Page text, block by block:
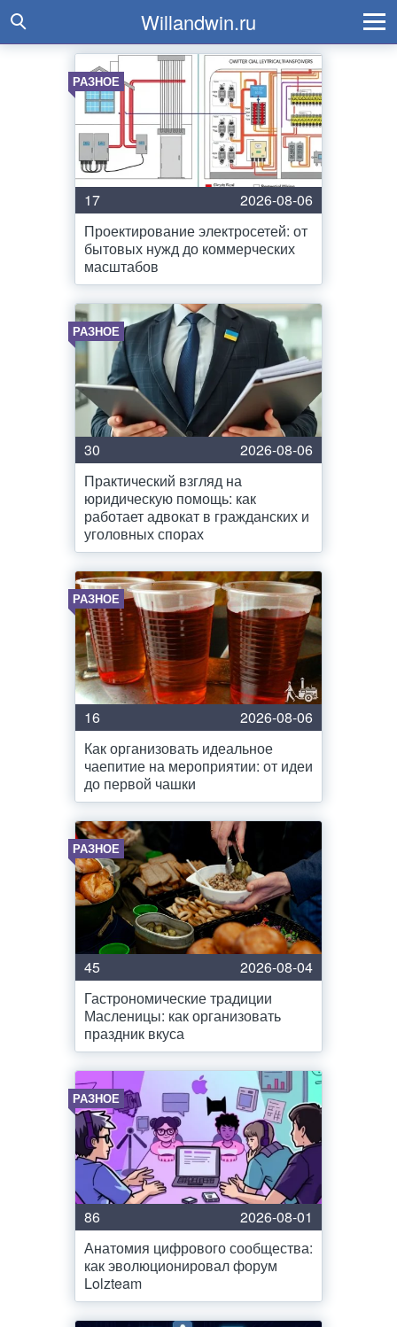
Willandwin.ru
РАЗНОЕ
17
2026-08-06
Проектирование электросетей: от
бытовых нужд до коммерческих
масштабов
РАЗНОЕ
30
2026-08-06
Практический взгляд на
юридическую помощь: как
работает адвокат в гражданских и
уголовных спорах
РАЗНОЕ
16
2026-08-06
Как организовать идеальное
чаепитие на мероприятии: от идеи
до первой чашки
РАЗНОЕ
45
2026-08-04
Гастрономические традиции
Масленицы: как организовать
праздник вкуса
РАЗНОЕ
86
2026-08-01
Анатомия цифрового сообщества:
как эволюционировал форум
Lolzteam